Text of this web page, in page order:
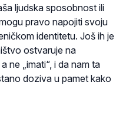
ljudska sposobnost ili
pravo napojiti svoju
identitetu. Još ih je
ostvaruje na
ne „imati“, i da nam ta
doziva u pamet kako